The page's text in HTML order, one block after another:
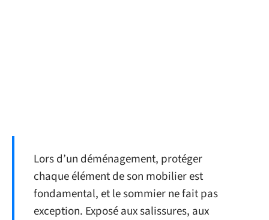
Lors d’un déménagement, protéger
chaque élément de son mobilier est
fondamental, et le sommier ne fait pas
exception. Exposé aux salissures, aux